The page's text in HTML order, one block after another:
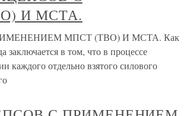
И МСТА.
МПСТ (ТВО) И МСТА. Как
заключается в том, что в процессе
каждого отдельно взятого силового